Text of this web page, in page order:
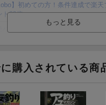
】初めての方！条件達成で楽
ト20倍
ー＆3,000円以上購入で無料デー
購入されている商